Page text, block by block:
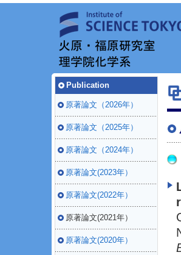
Publication
原著論文（2026年）
原著論文（2025年）
原著論文（2024年）
原著論文(2023年）
原著論文(2022年）
原著論文(2021年）
原著論文(2020年）